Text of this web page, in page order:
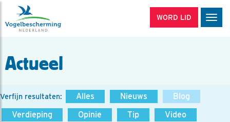
WORD LID
Actueel
Verfijn resultaten: Alles Nieuws
Blog
Verdieping
Opinie Tip
Video